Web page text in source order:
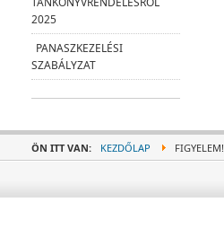
2025
PANASZKEZELÉSI
SZABÁLYZAT
ÖN ITT VAN: KEZDŐLAP FIGYELEM!